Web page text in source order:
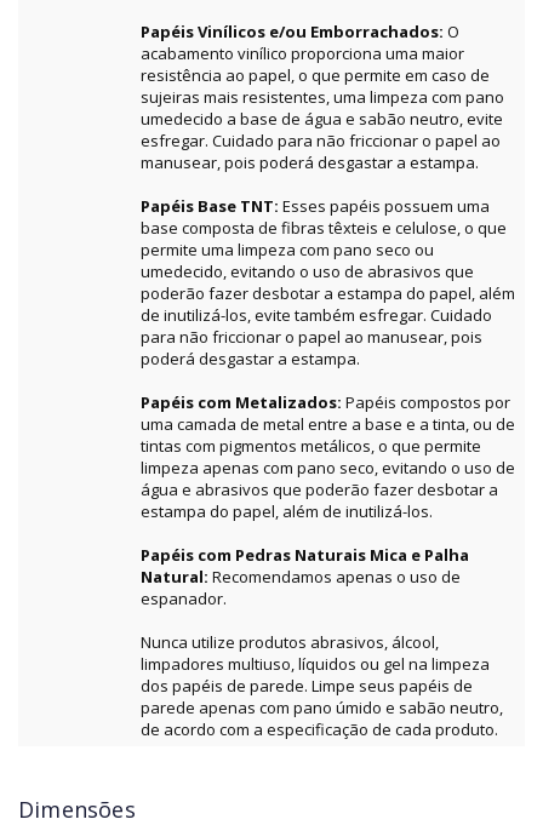
Papéis Vinílicos e/ou Emborrachados: O
acabamento vinílico proporciona uma maior
resistência ao papel, o que permite em caso de
sujeiras mais resistentes, uma limpeza com pano
umedecido a base de água e sabão neutro, evite
esfregar. Cuidado para não friccionar o papel ao
manusear, pois poderá desgastar a estampa.
Papéis Base TNT: Esses papéis possuem uma
base composta de fibras têxteis e celulose, o que
permite uma limpeza com pano seco ou
umedecido, evitando o uso de abrasivos que
poderão fazer desbotar a estampa do papel, além
de inutilizá-los, evite também esfregar. Cuidado
para não friccionar o papel ao manusear, pois
poderá desgastar a estampa.
Papéis com Metalizados: Papéis compostos por
uma camada de metal entre a base e a tinta, ou de
tintas com pigmentos metálicos, o que permite
limpeza apenas com pano seco, evitando o uso de
água e abrasivos que poderão fazer desbotar a
estampa do papel, além de inutilizá-los.
Papéis com Pedras Naturais Mica e Palha
Natural: Recomendamos apenas o uso de
espanador.
Nunca utilize produtos abrasivos, álcool,
limpadores multiuso, líquidos ou gel na limpeza
dos papéis de parede. Limpe seus papéis de
parede apenas com pano úmido e sabão neutro,
de acordo com a especificação de cada produto.
Dimensões